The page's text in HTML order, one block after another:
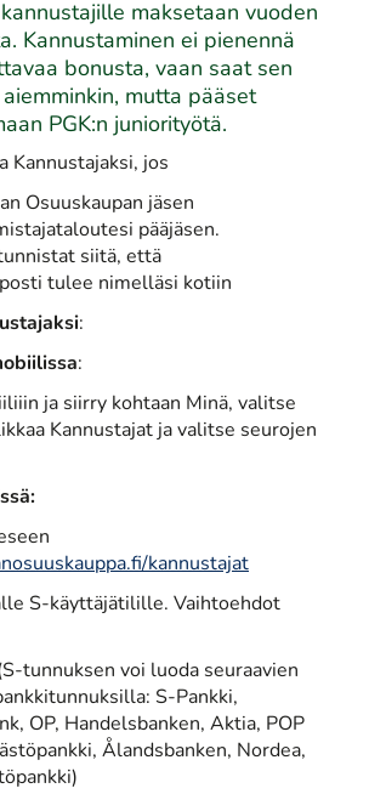
maksetaan vuoden
Kannustaminen ei pienennä
bonusta, vaan saat sen
mutta pääset
PGK:n juniorityötä.
Kannustajaksi, jos
Osuuskaupan jäsen
pääjäsen.
siitä, että
tulee nimelläsi kotiin
:
:
ja siirry kohtaan Minä, valitse
Kannustajat ja valitse seurojen
kannustajat
S-käyttäjätilille. Vaihtoehdot
tunnuksen voi luoda seuraavien
S-Pankki,
OP, Handelsbanken, Aktia, POP
Ålandsbanken, Nordea,